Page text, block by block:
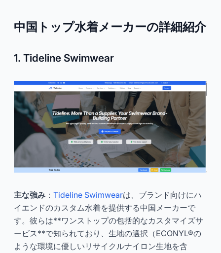
中国トップ水着メーカーの詳細紹介
1. Tideline Swimwear
主な強み ： Tideline Swimwearは、ブランド向けにハ
イエンドのカスタム水着を提供する中国メーカーで
す。彼らは**ワンストップの包括的なカスタマイズサ
ービス**で知られており、生地の選択（ECONYL®の
ような環境に優しいリサイクルナイロン生地を含